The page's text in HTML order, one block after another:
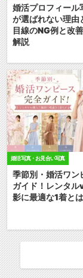
婚活プロフィール
が選ばれない理由
目線のNG例と改
解説
婚活写真・お見合い写真
季節別・婚活ワン
ガイド！レンタル
影に最適な1着とは